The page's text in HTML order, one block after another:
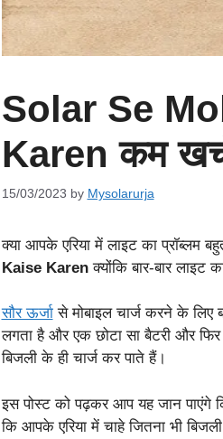
Solar Se
Karen कम
15/03/2023 by Mysolarurja
क्या आपके एरिया में लाइट का प्रॉब्लम
Kaise Karenक्योंकि बार-बार लाइट
सौर ऊर्जासे मोबाइल चार्ज करने के लिए
लगता है और एक छोटा सा बैटरी और
बिजली के ही चार्ज कर पाते हैं।
इस पोस्ट को पढ़कर आप यह जान पाएंगे
कि आपके एरिया में चाहे जितना भी